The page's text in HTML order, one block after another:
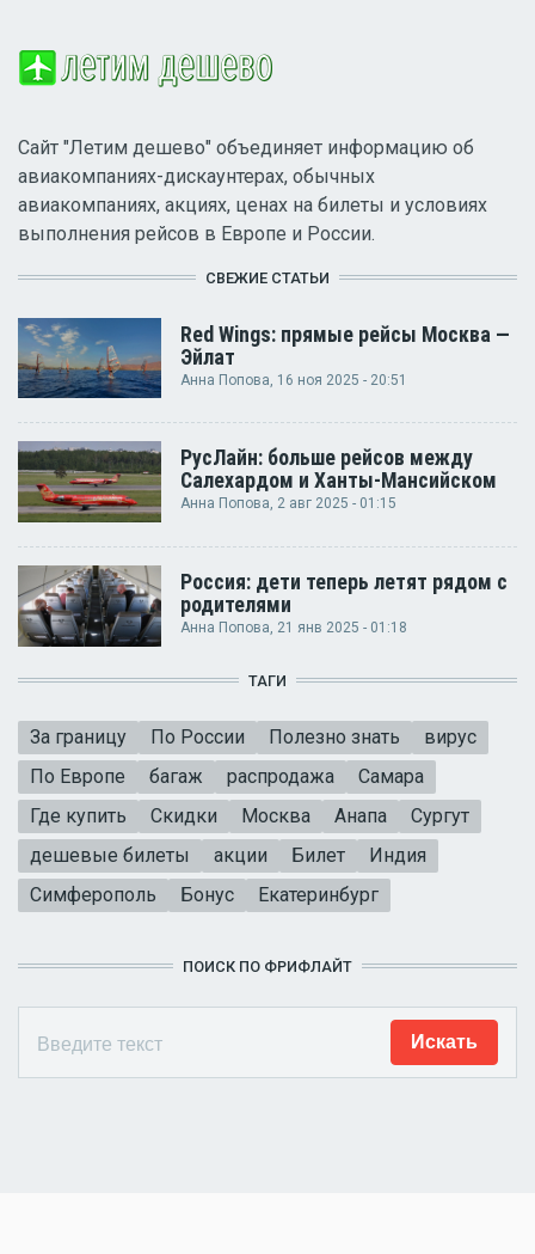
Сайт "Летим дешево" объединяет информацию об
авиакомпаниях-дискаунтерах, обычных
авиакомпаниях, акциях, ценах на билеты и условиях
выполнения рейсов в Европе и России.
СВЕЖИЕ СТАТЬИ
Red Wings: прямые рейсы Москва —
Эйлат
Анна Попова, 16 ноя 2025 - 20:51
РусЛайн: больше рейсов между
Салехардом и Ханты-Мансийском
Анна Попова, 2 авг 2025 - 01:15
Россия: дети теперь летят рядом с
родителями
Анна Попова, 21 янв 2025 - 01:18
ТАГИ
За границу По России Полезно знать
вирус
По Европе
багаж распродажа
Самара
Где купить
Скидки Москва Анапа
Сургут
дешевые билеты
акции Билет
Индия
Симферополь
Бонус Екатеринбург
ПОИСК ПО ФРИФЛАЙТ